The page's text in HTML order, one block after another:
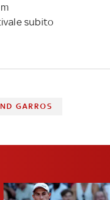
subito
GARROS